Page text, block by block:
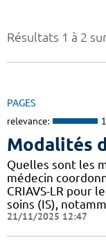
Résultats 1 à 2
PAGES
relevance:
Modalités
Quelles sont les
médecin
CRIAVS-LR pour
soins (IS),
21/11/2025 12:47